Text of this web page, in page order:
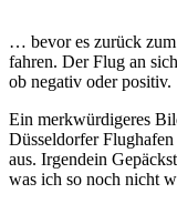
… bevor es zurück
fahren. Der Flug an
ob negativ oder positiv.
Ein merkwürdigeres
Düsseldorfer
aus. Irgendein
was ich so noch nicht